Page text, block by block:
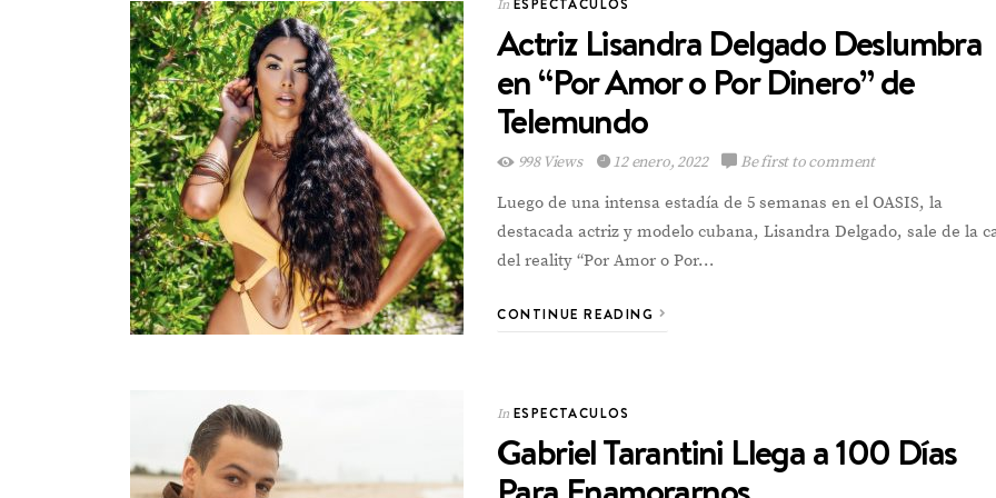
In ESPECTACULOS
Actriz Lisandra Delgado Deslumbra
en “Por Amor o Por Dinero” de
Telemundo
998 Views 12 enero, 2022 Be first to comment
Luego de una intensa estadía de 5 semanas en el OASIS, la
destacada actriz y modelo cubana, Lisandra Delgado, sale de la
del reality “Por Amor o Por…
CONTINUE READING
In ESPECTACULOS
Gabriel Tarantini Llega a 100 Días